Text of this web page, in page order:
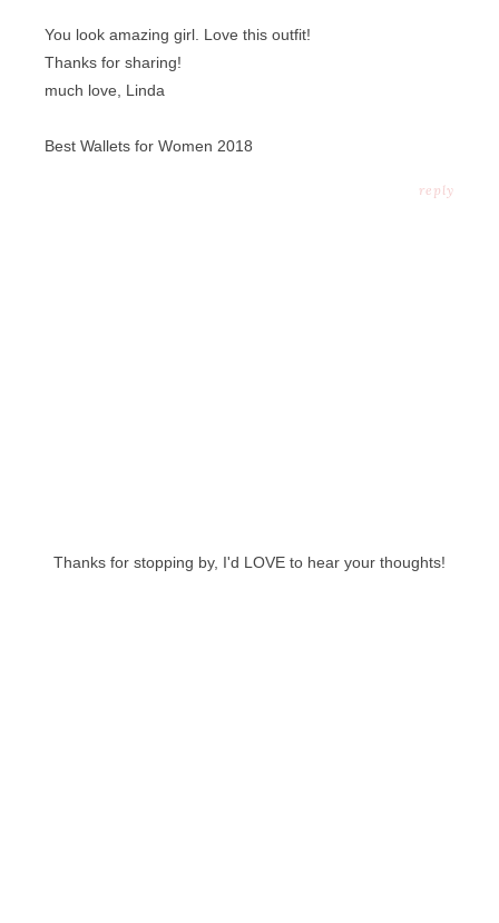
You look amazing girl. Love this outfit!
Thanks for sharing!
much love, Linda
Best Wallets for Women 2018
reply
Thanks for stopping by, I'd LOVE to hear your thoughts!